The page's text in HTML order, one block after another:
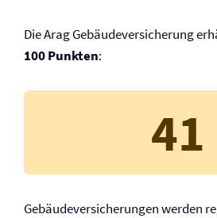
Die Arag Gebäude­versicherung
100 Punkten:
41
Gebäude­versicherungen werden